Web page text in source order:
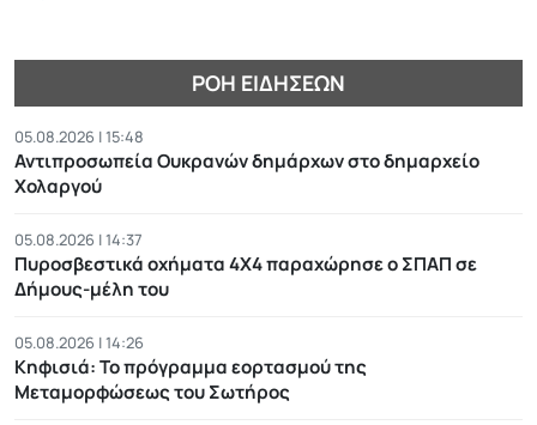
ΡΟΉ ΕΙΔΉΣΕΩΝ
05.08.2026 | 15:48
Αντιπροσωπεία Ουκρανών δημάρχων στο δημαρχείο
Χολαργού
05.08.2026 | 14:37
Πυροσβεστικά οχήματα 4Χ4 παραχώρησε ο ΣΠΑΠ σε
Δήμους-μέλη του
05.08.2026 | 14:26
Κηφισιά: Το πρόγραμμα εορτασμού της
Μεταμορφώσεως του Σωτήρος